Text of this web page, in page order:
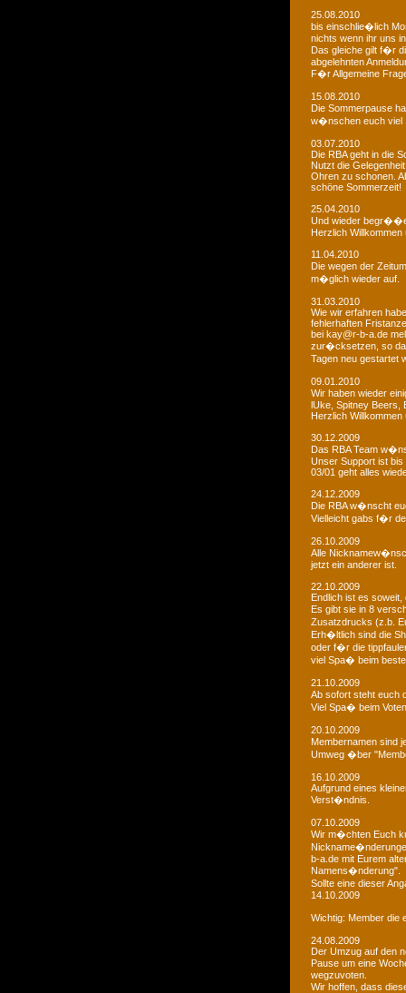
25.08.2010
bis einschlie�lich
nichts wenn ihr uns
Das gleiche gilt f�r
abgelehnten
F�r Allgemeine
15.08.2010
Die Sommerpause
w�nschen euch viel
03.07.2010
Die RBA geht in die
Nutzt die
Ohren zu schonen.
schöne Sommerzeit!
25.04.2010
Und wieder
Herzlich Willkommen
11.04.2010
Die wegen der
m�glich wieder auf.
31.03.2010
Wie wir erfahren
fehlerhaften
bei kay@r-b-a.de
zur�cksetzen, so
Tagen neu gestartet
09.01.2010
Wir haben wieder
lUke, Spitney Beers,
Herzlich Willkommen
30.12.2009
Das RBA Team
Unser Support ist bis
03/01 geht alles
24.12.2009
Die RBA w�nscht
Vielleicht gabs f�r
26.10.2009
Alle
jetzt ein anderer ist.
22.10.2009
Endlich ist es soweit,
Es gibt sie in 8
Zusatzdrucks (z.b.
Erh�ltlich sind die
oder f�r die
viel Spa� beim
21.10.2009
Ab sofort steht euch
Viel Spa� beim
20.10.2009
Membernamen sind
Umweg �ber
16.10.2009
Aufgrund eines
Verst�ndnis.
07.10.2009
Wir m�chten Euch
b-a.de mit Eurem
Namens�nderung".
Sollte eine dieser
14.10.2009
Wichtig: Member die
24.08.2009
Der Umzug auf den
Pause um eine
wegzuvoten.
Wir hoffen, dass